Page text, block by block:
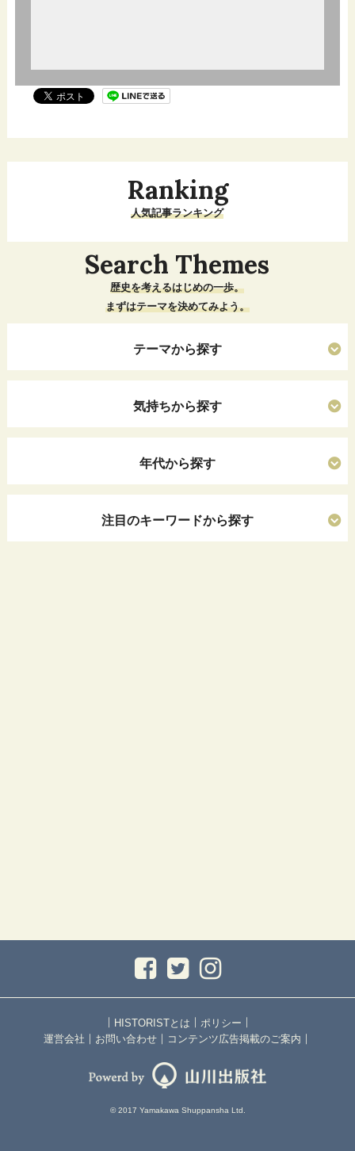
Ranking
人気記事ランキング
Search Themes
歴史を考えるはじめの一歩。
まずはテーマを決めてみよう。
テーマから探す
気持ちから探す
年代から探す
注目のキーワードから探す
｜ HISTORISTとは ｜ ポリシー ｜
運営会社 ｜ お問い合わせ ｜ コンテンツ広告掲載のご案内 ｜
© 2017 Yamakawa Shuppansha Ltd.